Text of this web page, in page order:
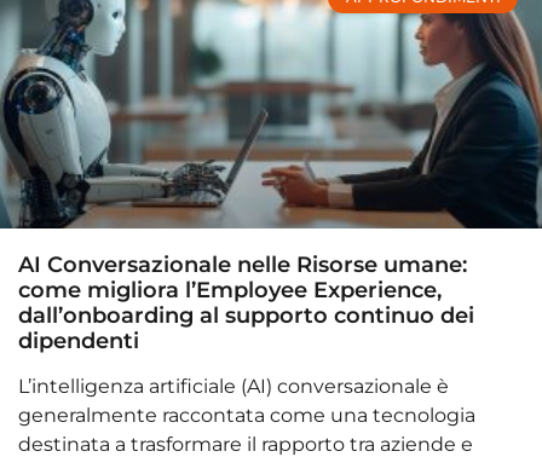
AI Conversazionale nelle Risorse umane:
come migliora l’Employee Experience,
dall’onboarding al supporto continuo dei
dipendenti
L’intelligenza artificiale (AI) conversazionale è
generalmente raccontata come una tecnologia
destinata a trasformare il rapporto tra aziende e